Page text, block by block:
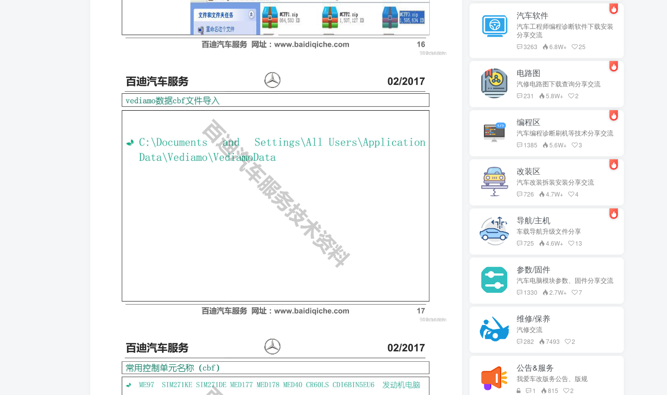
汽车软件
汽车工程师编程诊断软件下载安装
分享交流
3263 6.8W+ 25
电路图
汽修电路图下载查询分享交流
231 5.8W+ 2
编程区
汽车编程诊断刷机等技术分享交流
1385 5.6W+ 3
改装区
汽车改装拆装安装分享交流
726 4.7W+ 4
导航/主机
车载导航升级文件分享
725 4.6W+ 13
参数/固件
汽车电脑模块参数、固件分享交流
1330 2.7W+ 7
维修/保养
汽修交流
282 7493 2
公告&服务
我爱车改版务公告、版规
1 815 2